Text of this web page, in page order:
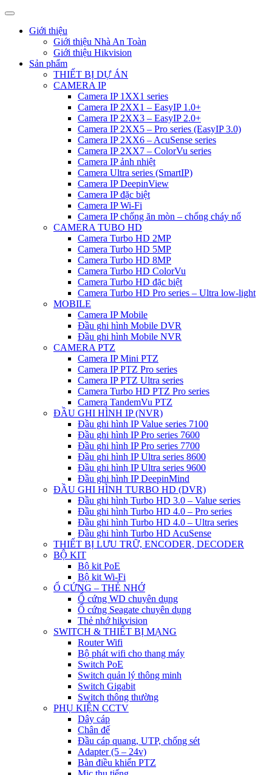
Giới thiệu
Giới thiệu Nhà An Toàn
Giới thiệu Hikvision
Sản phẩm
THIẾT BỊ DỰ ÁN
CAMERA IP
Camera IP 1XX1 series
Camera IP 2XX1 – EasyIP 1.0+
Camera IP 2XX3 – EasyIP 2.0+
Camera IP 2XX5 – Pro series (EasyIP 3.0)
Camera IP 2XX6 – AcuSense series
Camera IP 2XX7 – ColorVu series
Camera IP ảnh nhiệt
Camera Ultra series (SmartIP)
Camera IP DeepinView
Camera IP đặc biệt
Camera IP Wi-Fi
Camera IP chống ăn mòn – chống cháy nổ
CAMERA TUBO HD
Camera Turbo HD 2MP
Camera Turbo HD 5MP
Camera Turbo HD 8MP
Camera Turbo HD ColorVu
Camera Turbo HD đặc biệt
Camera Turbo HD Pro series – Ultra low-light
MOBILE
Camera IP Mobile
Đầu ghi hình Mobile DVR
Đầu ghi hình Mobile NVR
CAMERA PTZ
Camera IP Mini PTZ
Camera IP PTZ Pro series
Camera IP PTZ Ultra series
Camera Turbo HD PTZ Pro series
Camera TandemVu PTZ
ĐẦU GHI HÌNH IP (NVR)
Đầu ghi hình IP Value series 7100
Đầu ghi hình IP Pro series 7600
Đầu ghi hình IP Pro series 7700
Đầu ghi hình IP Ultra series 8600
Đầu ghi hình IP Ultra series 9600
Đầu ghi hình IP DeepinMind
ĐẦU GHI HÌNH TURBO HD (DVR)
Đầu ghi hình Turbo HD 3.0 – Value series
Đầu ghi hình Turbo HD 4.0 – Pro series
Đầu ghi hình Turbo HD 4.0 – Ultra series
Đầu ghi hình Turbo HD AcuSense
THIẾT BỊ LƯU TRỮ, ENCODER, DECODER
BỘ KIT
Bộ kit PoE
Bộ kit Wi-Fi
Ổ CỨNG – THẺ NHỚ
Ổ cứng WD chuyên dụng
Ổ cứng Seagate chuyên dụng
Thẻ nhớ hikvision
SWITCH & THIẾT BỊ MẠNG
Router Wifi
Bộ phát wifi cho thang máy
Switch PoE
Switch quản lý thông minh
Switch Gigabit
Switch thông thường
PHỤ KIỆN CCTV
Dây cáp
Chân đế
Đầu cáp quang, UTP, chống sét
Adapter (5 – 24v)
Bàn điều khiển PTZ